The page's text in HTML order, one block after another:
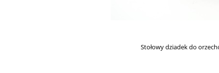
Stołowy dziadek do